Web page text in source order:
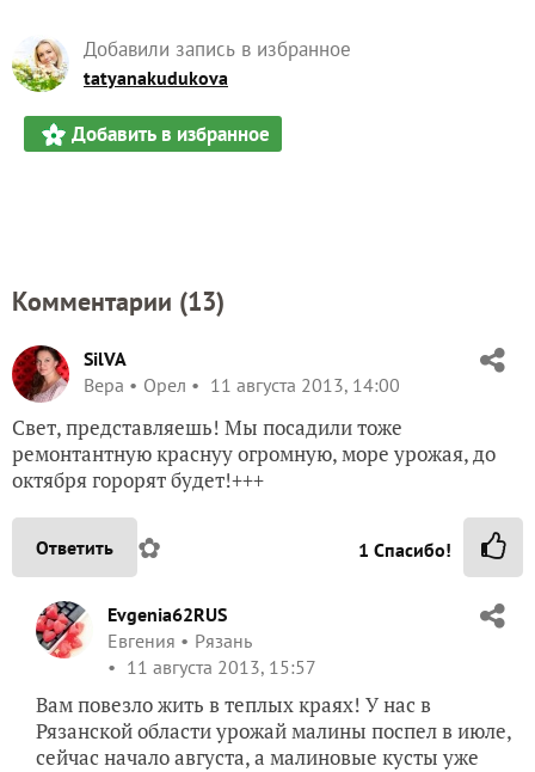
Добавили запись в избранное
tatyanakudukova
Добавить в избранное
Комментарии (13)
SilVA
Вера
Орел 11 августа 2013, 14:00
Свет, представляешь! Мы посадили тоже
ремонтантную краснуу огромную, море урожая, до
октября горорят будет!+++
Ответить ✿ 1 Спасибо!
Evgenia62RUS
Евгения
Рязань
11 августа 2013, 15:57
Вам повезло жить в теплых краях! У нас в
Рязанской области урожай малины поспел в июле,
сейчас начало августа, а малиновые кусты уже